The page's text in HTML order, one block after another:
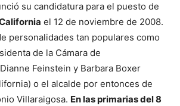
su candidatura para el puesto de
el 12 de noviembre de 2008.
personalidades tan populares como
de la Cámara de
Feinstein y Barbara Boxer
o el alcalde por entonces de
Villaraigosa. En las primarias del 8